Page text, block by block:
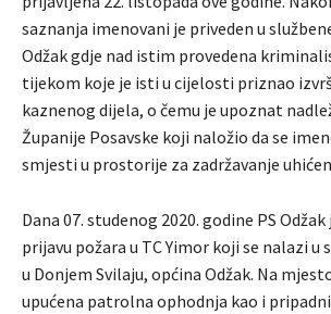
saznanja imenovani je priveden u
Odžak gdje nad istim provedena
tijekom koje je isti u cijelosti priznao
kaznenog dijela, o čemu je upoznat
Županije Posavske koji naložio da se
smjesti u prostorije za zadržavanje
Dana 07. studenog 2020. godine PS
prijavu požara u TC Yimor koji se nalazi u
u Donjem Svilaju, općina Odžak. Na
upućena patrolna ophodnja kao i